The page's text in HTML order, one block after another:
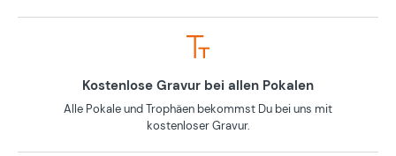
Kostenlose Gravur bei allen Pokalen
Alle Pokale und Trophäen bekommst Du bei uns mit
kostenloser Gravur.